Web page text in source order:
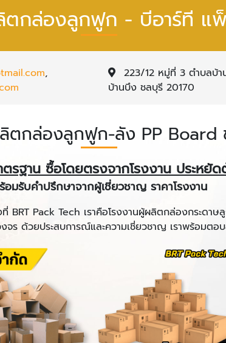
ตกล่องลูกฟูก - บีอาร์ที แ
,
223/12 หมู่ที่ 3 ตำบลบ้า
บ้านบึง ชลบุรี 20170
ตกล่องลูกฟูก-ลัง PP Board
รฐาน ซื้อโดยตรงจากโรงงาน ประหยั
อมรับคำปรึกษาจากผู้เชี่ยวชาญ ราคาโรงงาน
BRT Pack Tech เราคือโรงงานผู้ผลิตกล่องกระด
ร ด้วยประสบการณ์และความเชี่ยวชาญ เราพร้อมต